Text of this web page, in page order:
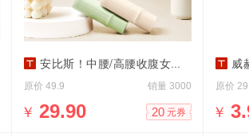
安比斯！中腰/高腰收腹女士纯棉内裤3条装
原价 49.9 销量 3000
￥ 29.90 20 元券
威
原价
￥